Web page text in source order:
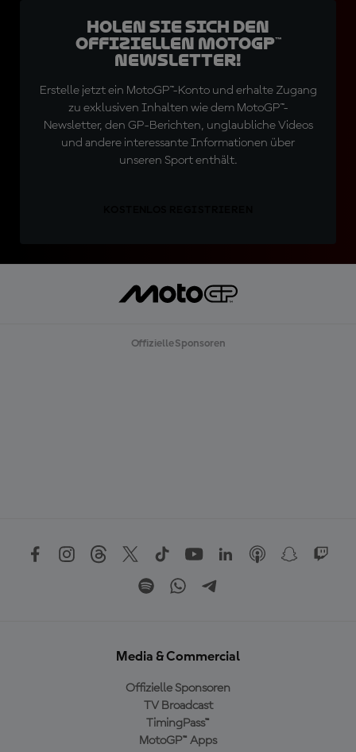
Holen Sie sich den
offiziellen MotoGP™
Newsletter!
Erstelle jetzt ein MotoGP™-Konto und erhalte Zugang
zu exklusiven Inhalten wie dem MotoGP™-
Newsletter, den GP-Berichten, unglaubliche Videos
und andere interessante Informationen über
unseren Sport enthält.
Offizielle Sponsoren
Media & Commercial
Offizielle Sponsoren
TV Broadcast
TimingPass™
MotoGP™ Apps